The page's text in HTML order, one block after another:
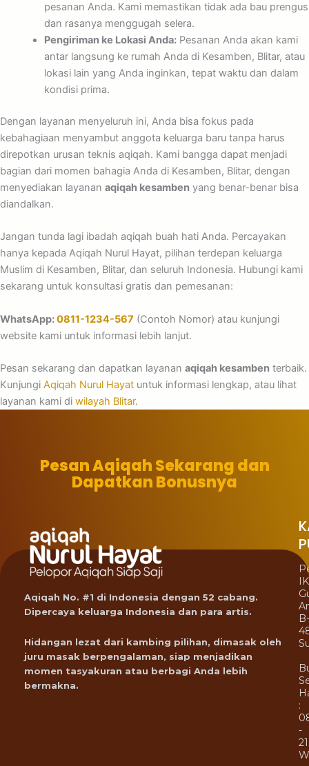
pesanan Anda. Kami memastikan tidak ada bau prengus
dan rasanya menggugah selera.
Pengiriman ke Lokasi Anda:Pesanan Anda akan kami
antar langsung ke rumah Anda di Kesamben, Blitar, atau
lokasi lain yang Anda inginkan, tepat waktu dan dalam
kondisi prima.
Dengan layanan menyeluruh ini, Anda bisa fokus pada
kebahagiaan menyambut anggota keluarga baru tanpa harus
direpotkan urusan teknis aqiqah. Kami bangga dapat menjadi
bagian dari momen bahagia Anda di Kesamben, Blitar, dengan
menyediakan layanan aqiqah kesamben yang benar-benar bisa
diandalkan.
Jangan tunda lagi ibadah aqiqah buah hati Anda. Percayakan
hanya kepada Aqiqah Nurul Hayat, pilihan terdepan keluarga
Muslim di Kesamben, Blitar, dan seluruh Indonesia. Hubungi kami
sekarang untuk konsultasi gratis dan pemesanan:
WhatsApp:0811-1234-567 (Contoh Nomor) atau kunjungi
website kami untuk informasi lebih lanjut.
Pesan sekarang dan dapatkan layanan aqiqah kesamben terbaik.
Kunjungi Aqiqah Nurul Hayat untuk informasi lengkap, atau lihat
layanan kami di wilayah Blitar.
Pesan Aqiqah Sekarang dan
Dapatkan Bonusnya
Aqiqah No. #1 di Indonesia dengan 52 cabang.
Dipercaya keluarga Indonesia dan para artis.
Hidangan lezat dari kambing pilihan, dimasak oleh
juru masak berpengalaman, siap menjadikan
momen tasyakuran atau berbagi Anda lebih
bermakna.
B-
:
-